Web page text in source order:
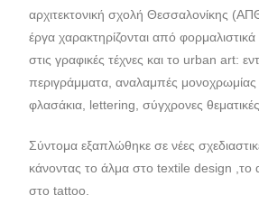
αρχιτεκτονική σχολή Θεσσαλονίκης
έργα χαρακτηρίζονται από
στις γραφικές τέχνες και το urban art:
περιγράμματα, αναλαμπές μονοχρωμίας
φλασάκια, lettering, σύγχρονες θεματικές.
Σύντομα εξαπλώθηκε σε νέες
κάνοντας το άλμα στο textile design ,το
στο tattoo.